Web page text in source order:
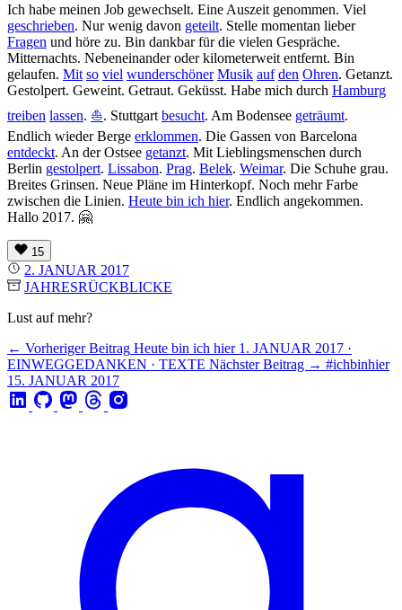
Ich habe meinen Job gewechselt. Eine Auszeit genommen. Viel
geschrieben. Nur wenig davon geteilt. Stelle momentan lieber
Fragen und höre zu. Bin dankbar für die vielen Gespräche.
Mitternachts. Nebeneinander oder kilometerweit entfernt. Bin
gelaufen. Mit so viel wunderschöner Musik auf den Ohren. Getanzt.
Gestolpert. Geweint. Getraut. Geküsst. Habe mich durch Hamburg
treiben lassen. ⛵️. Stuttgart besucht. Am Bodensee geträumt.
Endlich wieder Berge erklommen. Die Gassen von Barcelona
entdeckt. An der Ostsee getanzt. Mit Lieblingsmenschen durch
Berlin gestolpert. Lissabon. Prag. Belek. Weimar. Die Schuhe grau.
Breites Grinsen. Neue Pläne im Hinterkopf. Noch mehr Farbe
zwischen die Linien. Heute bin ich hier. Endlich angekommen.
Hallo 2017. 🤗
15
2. JANUAR 2017
JAHRESRÜCKBLICKE
Lust auf mehr?
← Vorheriger Beitrag Heute bin ich hier 1. JANUAR 2017 ·
EINWEGGEDANKEN · TEXTE Nächster Beitrag → #ichbinhier
15. JANUAR 2017